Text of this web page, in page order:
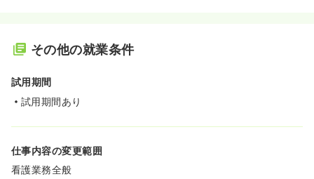
その他の就業条件
試用期間
試用期間あり
仕事内容の変更範囲
看護業務全般